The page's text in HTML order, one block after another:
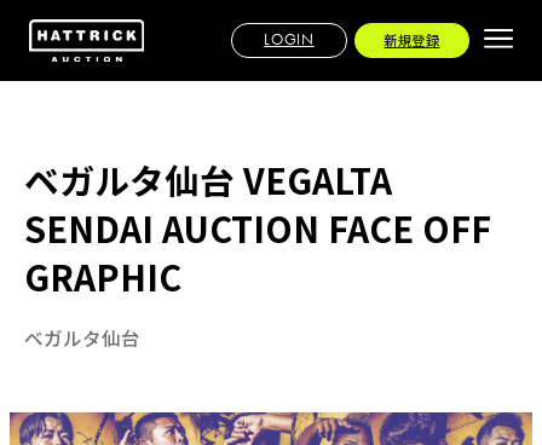
LOGIN 新規登録
ベガルタ仙台 VEGALTA
SENDAI AUCTION FACE OFF
GRAPHIC
ベガルタ仙台